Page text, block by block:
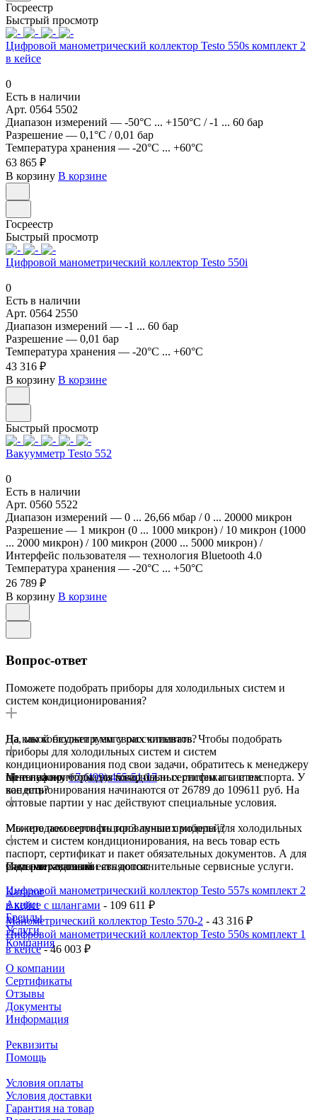
Госреестр
Быстрый просмотр
Цифровой манометрический коллектор Testo 550s комплект 2
в кейсе
0
Есть в наличии
Арт. 0564 5502
Диапазон измерений — -50°C ... +150°C / -1 ... 60 бар
Разрешение — 0,1°C / 0,01 бар
Температура хранения — -20°C ... +60°C
63 865 ₽
В корзину В корзине
Госреестр
Быстрый просмотр
Цифровой манометрический коллектор Testo 550i
0
Есть в наличии
Арт. 0564 2550
Диапазон измерений — -1 ... 60 бар
Разрешение — 0,01 бар
Температура хранения — -20°C ... +60°C
43 316 ₽
В корзину В корзине
Быстрый просмотр
Вакуумметр Testo 552
0
Есть в наличии
Арт. 0560 5522
Диапазон измерений — 0 ... 26,66 мбар / 0 ... 20000 микрон
Разрешение — 1 микрон (0 ... 1000 микрон) / 10 микрон (1000
... 2000 микрон) / 100 микрон (2000 ... 5000 микрон) /
Интерфейс пользователя — технология Bluetooth 4.0
Температура хранения — -20°C ... +50°C
26 789 ₽
В корзину В корзине
Вопрос-ответ
Поможете подобрать приборы для холодильных систем и
систем кондиционирования?
Да, мы консультируем своих клиентов. Чтобы подобрать
приборы для холодильных систем и систем
кондиционирования под свои задачи, обратитесь к менеджеру
по телефону+7 (499) 455-51-17
На какой бюджет я могу рассчитывать?
Цены на приборы для холодильных систем и систем
кондиционирования начинаются от 26789 до 109611 руб. На
оптовые партии у нас действуют специальные условия.
Мне нужно, чтобы на товар были сертификаты и паспорта. У
вас есть?
Мы продаем сертифицированные приборы для холодильных
систем и систем кондиционирования, на весь товар есть
паспорт, сертификат и пакет обязательных документов. А для
ряда направлений есть дополнительные сервисные услуги.
Можете посоветовать топ3 лучших моделей?
Самыми ходовыми являются:
Цифровой манометрический коллектор Testo 557s комплект 2
в кейсе c шлангами - 109 611 ₽
Манометрический коллектор Testo 570-2 - 43 316 ₽
Цифровой манометрический коллектор Testo 550s комплект 1
в кейсе- 46 003 ₽
Интернет-магазин
Каталог
Акции
Бренды
Услуги
Компания
О компании
Сертификаты
Отзывы
Документы
Информация
Реквизиты
Помощь
Условия оплаты
Условия доставки
Гарантия на товар